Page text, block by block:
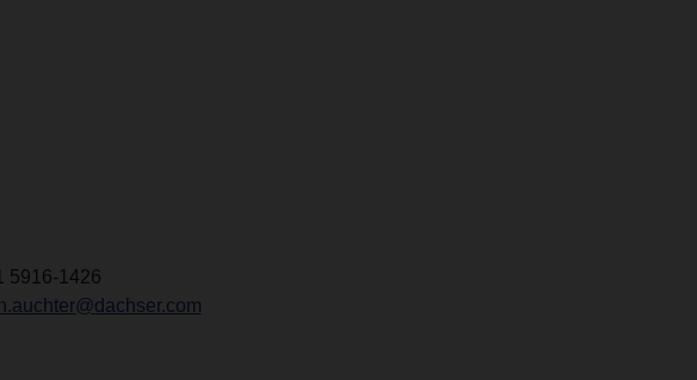
5916-1426